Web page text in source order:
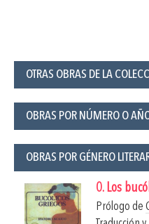
OTRAS OBRAS DE LA
OBRAS POR NÚMERO O
OBRAS POR GÉNERO
0. Los
Prólogo de